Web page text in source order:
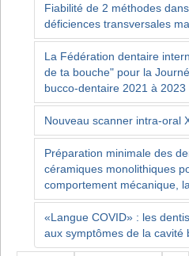
Fiabilité de 2 méthodes
déficiences transversales
La Fédération dentaire
de ta bouche" pour la
bucco-dentaire 2021 à 2023
Nouveau scanner intra-oral
Préparation minimale des
céramiques monolithiques
comportement mécanique,
«Langue COVID» : les
aux symptômes de la cavité